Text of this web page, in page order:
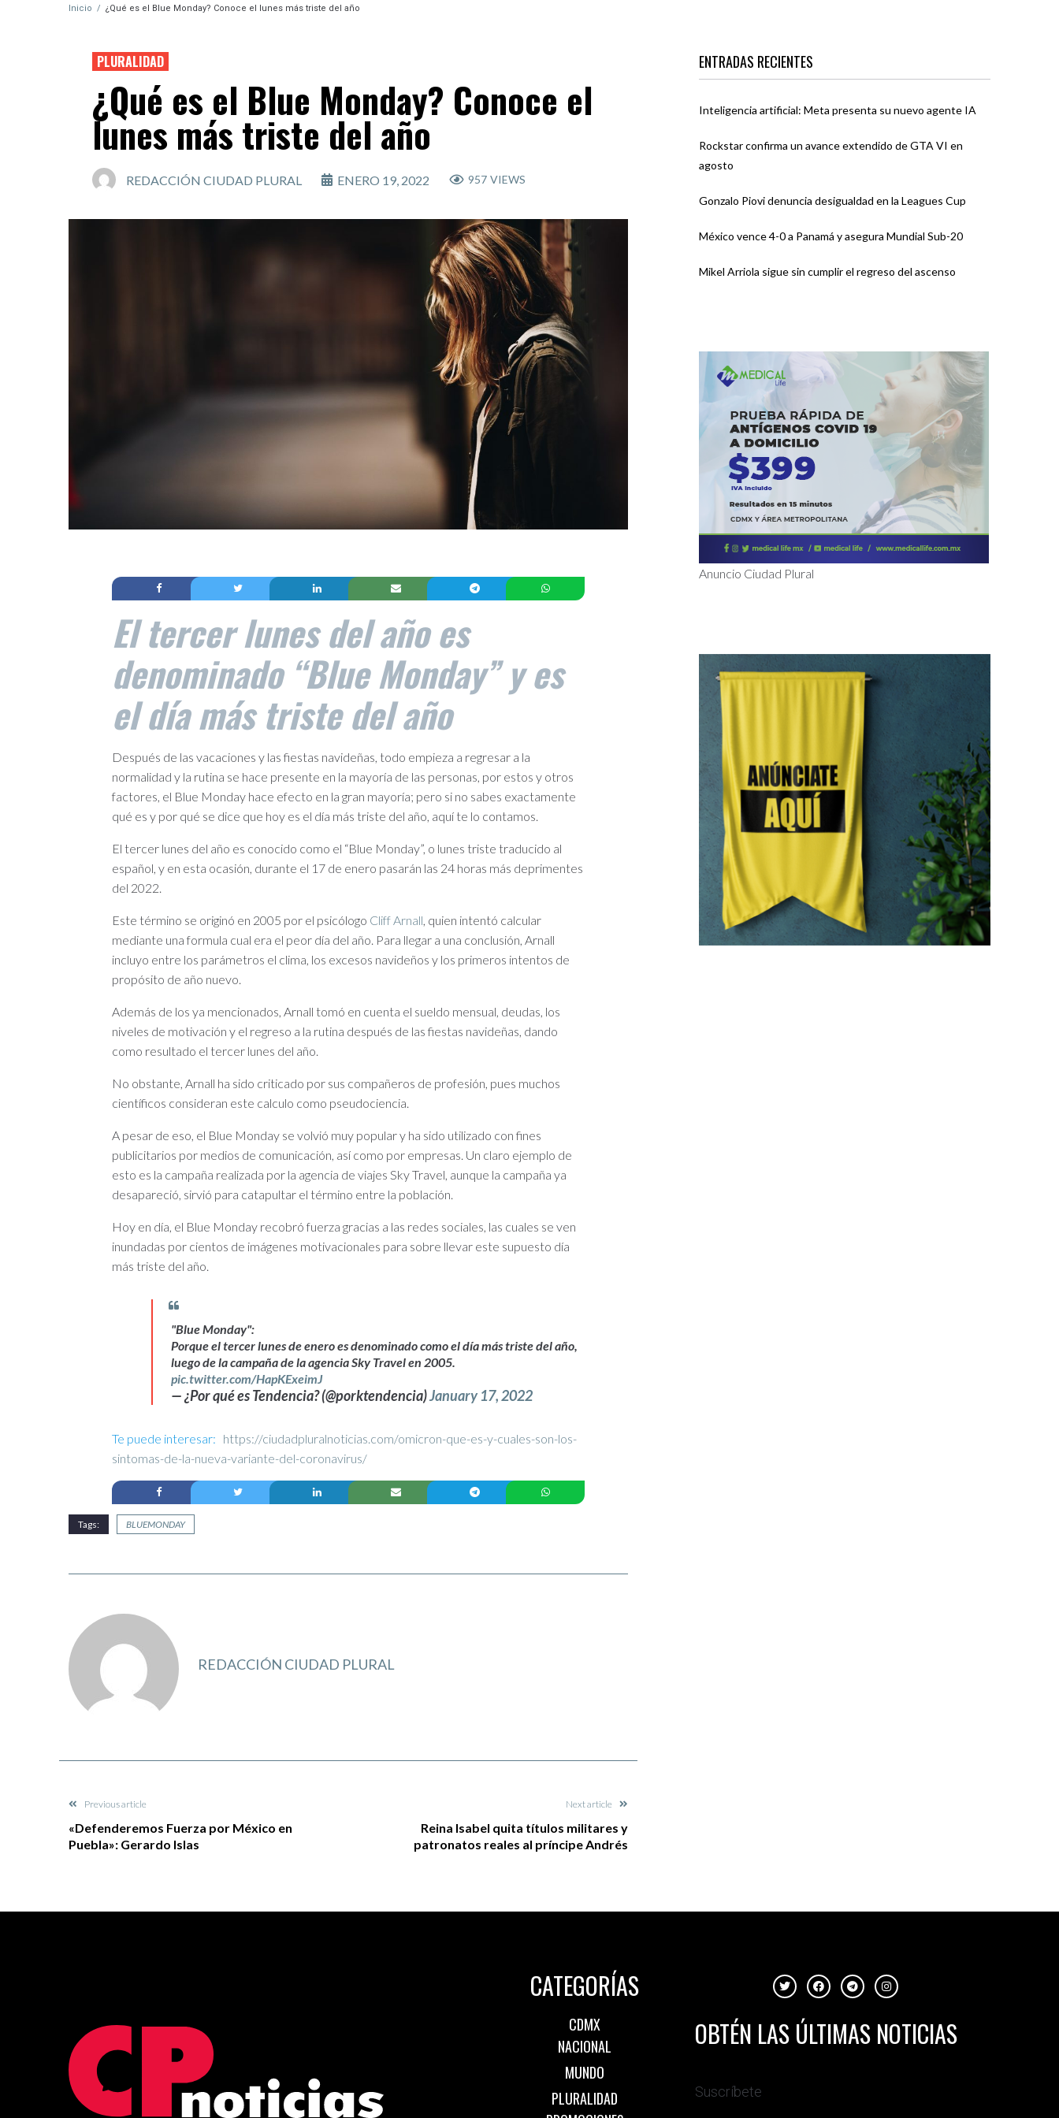
Inicio / ¿Qué es el Blue Monday? Conoce el lunes más triste del año
PLURALIDAD
¿Qué es el Blue Monday? Conoce el
lunes más triste del año
REDACCIÓN CIUDAD PLURAL ENERO 19, 2022 957 VIEWS
El tercer lunes del año es
denominado “Blue Monday” y es
el día más triste del año
Después de las vacaciones y las fiestas navideñas, todo empieza a regresar a la
normalidad y la rutina se hace presente en la mayoría de las personas, por estos y otros
factores, el Blue Monday hace efecto en la gran mayoría; pero si no sabes exactamente
qué es y por qué se dice que hoy es el día más triste del año, aquí te lo contamos.
El tercer lunes del año es conocido como el “Blue Monday”, o lunes triste traducido al
español, y en esta ocasión, durante el 17 de enero pasarán las 24 horas más deprimentes
del 2022.
Este término se originó en 2005 por el psicólogo Cliff Arnall, quien intentó calcular
mediante una formula cual era el peor día del año. Para llegar a una conclusión, Arnall
incluyo entre los parámetros el clima, los excesos navideños y los primeros intentos de
propósito de año nuevo.
Además de los ya mencionados, Arnall tomó en cuenta el sueldo mensual, deudas, los
niveles de motivación y el regreso a la rutina después de las fiestas navideñas, dando
como resultado el tercer lunes del año.
No obstante, Arnall ha sido criticado por sus compañeros de profesión, pues muchos
científicos consideran este calculo como pseudociencia.
A pesar de eso, el Blue Monday se volvió muy popular y ha sido utilizado con fines
publicitarios por medios de comunicación, así como por empresas. Un claro ejemplo de
esto es la campaña realizada por la agencia de viajes Sky Travel, aunque la campaña ya
desapareció, sirvió para catapultar el término entre la población.
Hoy en día, el Blue Monday recobró fuerza gracias a las redes sociales, las cuales se ven
inundadas por cientos de imágenes motivacionales para sobre llevar este supuesto día
más triste del año.
"Blue Monday":
Porque el tercer lunes de enero es denominado como el día más triste del año,
luego de la campaña de la agencia Sky Travel en 2005.
pic.twitter.com/HapKExeimJ
— ¿Por qué es Tendencia? (@porktendencia)January 17, 2022
Te puede interesar: https://ciudadpluralnoticias.com/omicron-que-es-y-cuales-son-los-
sintomas-de-la-nueva-variante-del-coronavirus/
Tags: BLUEMONDAY
REDACCIÓN CIUDAD PLURAL
Previous article
«Defenderemos Fuerza por México en
Puebla»: Gerardo Islas
Next article
Reina Isabel quita títulos militares y
patronatos reales al príncipe Andrés
ENTRADAS RECIENTES
Inteligencia artificial: Meta presenta su nuevo agente IA
Rockstar confirma un avance extendido de GTA VI en
agosto
Gonzalo Piovi denuncia desigualdad en la Leagues Cup
México vence 4-0 a Panamá y asegura Mundial Sub-20
Mikel Arriola sigue sin cumplir el regreso del ascenso
Anuncio Ciudad Plural
CATEGORÍAS
CDMX
NACIONAL
MUNDO
PLURALIDAD
OBTÉN LAS ÚLTIMAS NOTICIAS
Suscríbete